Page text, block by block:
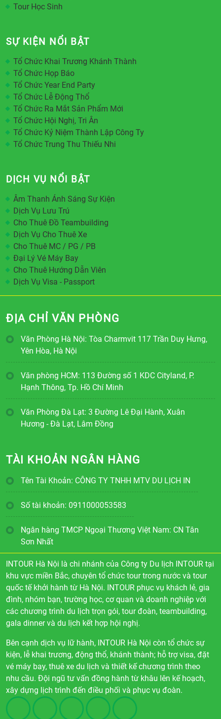
Tour Học Sinh
SỰ KIỆN NỔI BẬT
Tổ Chức Khai Trương Khánh Thành
Tổ Chức Họp Báo
Tổ Chức Year End Party
Tổ Chức Lễ Động Thổ
Tổ Chức Ra Mắt Sản Phẩm Mới
Tổ Chức Hội Nghị, Tri Ân
Tổ Chức Kỷ Niệm Thành Lập Công Ty
Tổ Chức Trung Thu Thiếu Nhi
DỊCH VỤ NỔI BẬT
Âm Thanh Ánh Sáng Sự Kiện
Dịch Vụ Lưu Trú
Cho Thuê Đồ Teambuilding
Dịch Vụ Cho Thuê Xe
Cho Thuê MC / PG / PB
Đại Lý Vé Máy Bay
Cho Thuê Hướng Dẫn Viên
Dịch Vụ Visa - Passport
ĐỊA CHỈ VĂN PHÒNG
Văn Phòng Hà Nội: Tòa Charmvit 117 Trần Duy Hưng,
Yên Hòa, Hà Nội
Văn phòng HCM: 113 Đường số 1 KDC Cityland, P.
Hạnh Thông, Tp. Hồ Chí Minh
Văn Phòng Đà Lạt: 3 Đường Lê Đại Hành, Xuân
Hương - Đà Lạt, Lâm Đồng
TÀI KHOẢN NGÂN HÀNG
Tên Tài Khoản: CÔNG TY TNHH MTV DU LỊCH IN
Số tài khoản: 0911000053583
Ngân hàng TMCP Ngoại Thương Việt Nam: CN Tân
Sơn Nhất
INTOUR Hà Nội là chi nhánh của Công ty Du lịch INTOUR tại
khu vực miền Bắc, chuyên tổ chức tour trong nước và tour
quốc tế khởi hành từ Hà Nội. INTOUR phục vụ khách lẻ, gia
đình, nhóm bạn, trường học, cơ quan và doanh nghiệp với
các chương trình du lịch trọn gói, tour đoàn, teambuilding,
gala dinner và du lịch kết hợp hội nghị.
Bên cạnh dịch vụ lữ hành, INTOUR Hà Nội còn tổ chức sự
kiện, lễ khai trương, động thổ, khánh thành; hỗ trợ visa, đặt
vé máy bay, thuê xe du lịch và thiết kế chương trình theo
nhu cầu. Đội ngũ tư vấn đồng hành từ khâu lên kế hoạch,
xây dựng lịch trình đến điều phối và phục vụ đoàn.